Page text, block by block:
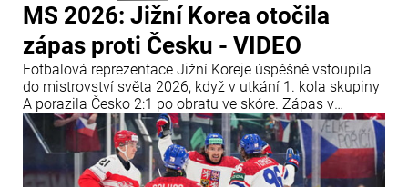
MS 2026: Jižní Korea otočila
zápas proti Česku - VIDEO
Fotbalová reprezentace Jižní Koreje úspěšně vstoupila
do mistrovství světa 2026, když v utkání 1. kola skupiny
A porazila Česko 2:1 po obratu ve skóre. Zápas v
Guadalajaře se dlouho nevyvíjel ve prospěch asijského
týmu, ten však dokázal průběh utkání zvrátit a získat tři
body.